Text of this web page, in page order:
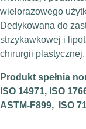
wielorazowego
Dedykowana do
strzykawkowej i
chirurgii plastycznej.
Produkt spełnia
ISO 14971, ISO
ASTM-F899, ISO